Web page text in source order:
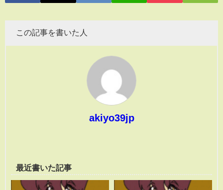
この記事を書いた人
akiyo39jp
最近書いた記事